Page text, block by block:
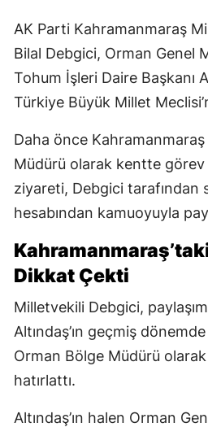
AK Parti Kahramanmaraş
Bilal Debgici, Orman Genel
Tohum İşleri Daire Başkanı
Türkiye Büyük Millet
Daha önce
Müdürü olarak kentte görev
ziyareti, Debgici tarafından
hesabından kamuoyuyla
Dikkat Çekti
Milletvekili Debgici,
Altındaş’ın geçmiş
Orman Bölge Müdürü olarak
hatırlattı.
Altındaş’ın halen Orman